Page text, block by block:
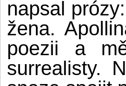
napsal
žena.
poezii a
surrealisty.